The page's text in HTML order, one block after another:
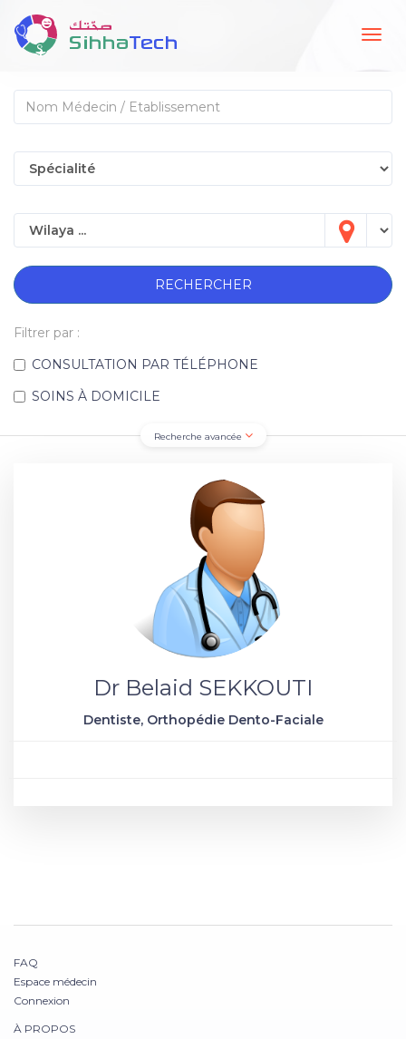
RECHERCHER
Filtrer par :
CONSULTATION PAR TÉLÉPHONE
SOINS À DOMICILE
Recherche avancée
Dr Belaid SEKKOUTI
Dentiste, Orthopédie Dento-Faciale
FAQ
Espace médecin
Connexion
À PROPOS